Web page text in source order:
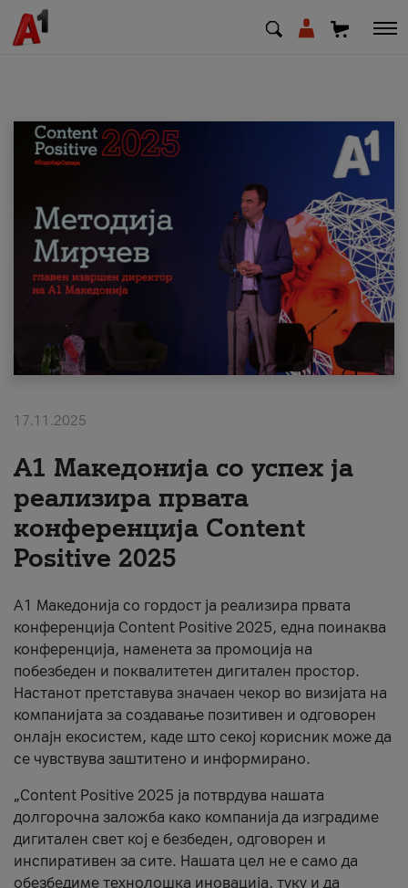
МК EN
Приватни Деловни
Поддршка
Надополни кредит
#ПодобарОнлајн
17.11.2025
А1 Македонија со успех ја
реализира првата
конференција Content
Positive 2025
А1 Македонија со гордост ја реализира првата
конференција Content Positive 2025, една поинаква
конференција, наменета за промоција на
побезбеден и поквалитетен дигитален простор.
Настанот претставува значаен чекор во визијата на
компанијата за создавање позитивен и одговорен
онлајн екосистем, каде што секој корисник може да
се чувствува заштитено и информирано.
„Content Positive 2025 ја потврдува нашата
долгорочна заложба како компанија да изградиме
дигитален свет кој е безбеден, одговорен и
инспиративен за сите. Нашата цел не е само да
обезбедиме технолошка иновација, туку и да